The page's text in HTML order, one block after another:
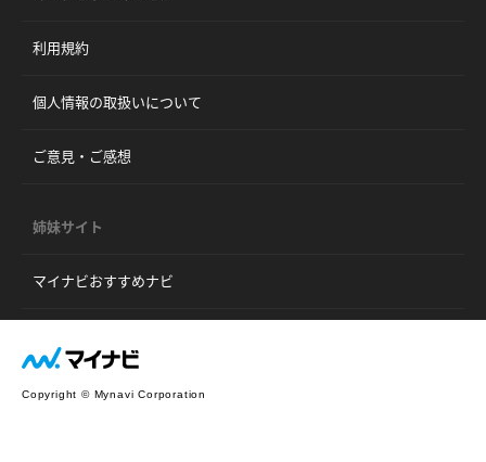
利用規約
個人情報の取扱いについて
ご意見・ご感想
姉妹サイト
マイナビおすすめナビ
Copyright © Mynavi Corporation